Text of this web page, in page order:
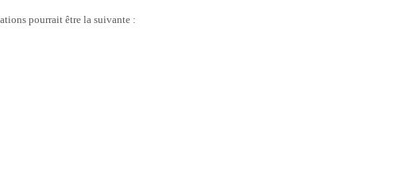
pourrait être la suivante :